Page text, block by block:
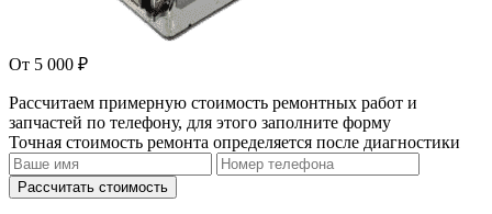
От 5 000 ₽
Рассчитаем примерную стоимость ремонтных работ и
запчастей по телефону, для этого заполните форму
Точная стоимость ремонта определяется после диагностики
Рассчитать стоимость